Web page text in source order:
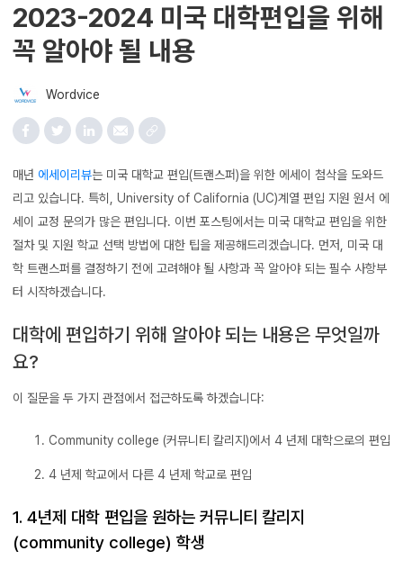
2023-2024 미국 대학편입을 위해
꼭 알아야 될 내용
Wordvice
매년 에세이리뷰는 미국 대학교 편입(트랜스퍼)을 위한 에세이 첨삭을 도와드
리고 있습니다. 특히, University of California (UC)계열 편입 지원 원서 에
세이 교정 문의가 많은 편입니다. 이번 포스팅에서는 미국 대학교 편입을 위한
절차 및 지원 학교 선택 방법에 대한 팁을 제공해드리겠습니다. 먼저, 미국 대
학 트랜스퍼를 결정하기 전에 고려해야 될 사항과 꼭 알아야 되는 필수 사항부
터 시작하겠습니다.
대학에 편입하기 위해 알아야 되는 내용은 무엇일까
요?
이 질문을 두 가지 관점에서 접근하도록 하겠습니다:
Community college (커뮤니티 칼리지)에서 4 년제 대학으로의 편입
4 년제 학교에서 다른 4 년제 학교로 편입
1. 4년제 대학 편입을 원하는 커뮤니티 칼리지
(community college) 학생